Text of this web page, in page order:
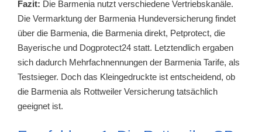
Fazit: Die Barmenia nutzt verschiedene Vertriebskanäle.
Die Vermarktung der Barmenia Hundeversicherung findet
über die Barmenia, die Barmenia direkt, Petprotect, die
Bayerische und Dogprotect24 statt. Letztendlich ergaben
sich dadurch Mehrfachnennungen der Barmenia Tarife, als
Testsieger. Doch das Kleingedruckte ist entscheidend, ob
die Barmenia als Rottweiler Versicherung tatsächlich
geeignet ist.